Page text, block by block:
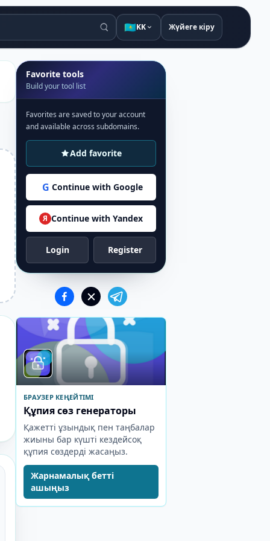
🇰🇿KK Жүйеге кіру
Favorite tools
Build your tool list
Favorites are saved to your account
and available across subdomains.
Add favorite
G Continue with Google
Я Continue with Yandex
Login Register
БРАУЗЕР КЕҢЕЙТІМІ
Құпия сөз генераторы
Қажетті ұзындық пен таңбалар
жиыны бар күшті кездейсоқ
құпия сөздерді жасаңыз.
Жарнамалық бетті
ашыңыз